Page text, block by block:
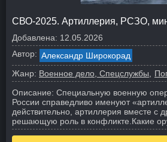
СВО-2025. Артиллерия, РСЗО,
Добавлена: 12.05.2026
Автор: Александр Широкорад
Жанр: Военное дело, Спецслужбы
Описание: Специальную военную
России справедливо именуют
действительно, артиллерия вместе с
решающую роль в конфликте. Какие